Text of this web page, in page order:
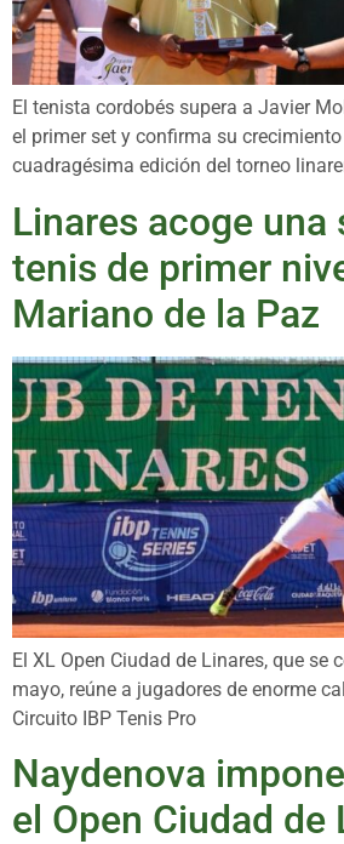
El tenista cordobés supera a Javier
el primer set y confirma su
cuadragésima edición del torneo
Linares acoge una
tenis de primer
Mariano de la Paz
El XL Open Ciudad de Linares, que se
mayo, reúne a jugadores de enorme
Circuito IBP Tenis Pro
Naydenova
el Open Ciudad de